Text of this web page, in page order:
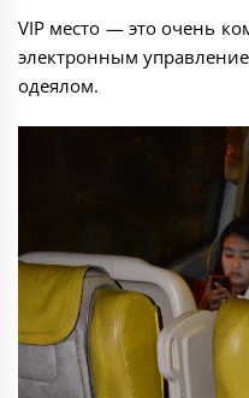
VIP место — это очень
электронным
одеялом.